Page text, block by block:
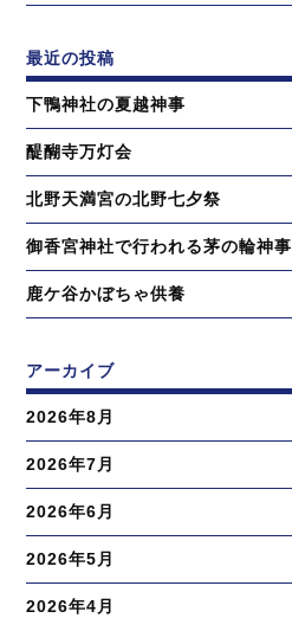
最近の投稿
下鴨神社の夏越神事
醍醐寺万灯会
北野天満宮の北野七夕祭
御香宮神社で行われる茅の輪神事
鹿ケ谷かぼちゃ供養
アーカイブ
2026年8月
2026年7月
2026年6月
2026年5月
2026年4月